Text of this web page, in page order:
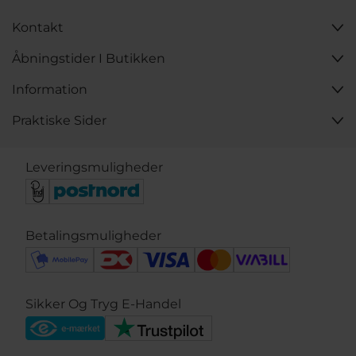
Kontakt
Åbningstider I Butikken
Information
Praktiske Sider
Leveringsmuligheder
Betalingsmuligheder
Sikker Og Tryg E-Handel